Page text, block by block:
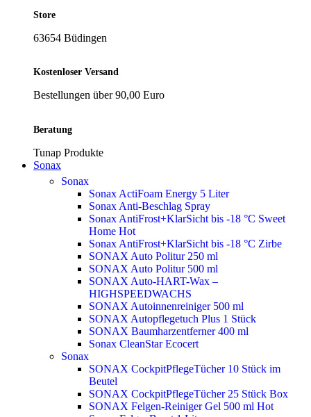
Store
63654 Büdingen
Kostenloser Versand
Bestellungen über 90,00 Euro
Beratung
Tunap Produkte
Sonax
Sonax
Sonax ActiFoam Energy 5 Liter
Sonax Anti-Beschlag Spray
Sonax AntiFrost+KlarSicht bis -18 °C Sweet
Home Hot
Sonax AntiFrost+KlarSicht bis -18 °C Zirbe
SONAX Auto Politur 250 ml
SONAX Auto Politur 500 ml
SONAX Auto-HART-Wax –
HIGHSPEEDWACHS
SONAX Autoinnenreiniger 500 ml
SONAX Autopflegetuch Plus 1 Stück
SONAX Baumharzentferner 400 ml
Sonax CleanStar Ecocert
Sonax
SONAX CockpitPflegeTücher 10 Stück im
Beutel
SONAX CockpitPflegeTücher 25 Stück Box
SONAX Felgen-Reiniger Gel 500 ml Hot